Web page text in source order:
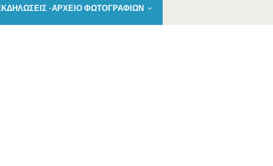
-ΑΡΧΕΙΟ ΦΩΤΟΓΡΑΦΙΩΝ